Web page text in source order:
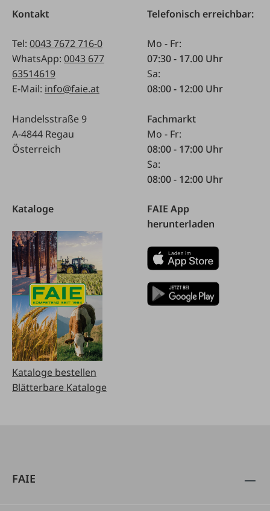
Kontakt
Tel: 0043 7672 716-0
WhatsApp: 0043 677
63514619
E-Mail: info@faie.at
Handelsstraße 9
A-4844 Regau
Österreich
Telefonisch erreichbar:
Mo - Fr:
07:30 - 17.00 Uhr
Sa:
08:00 - 12:00 Uhr
Fachmarkt
Mo - Fr:
08:00 - 17:00 Uhr
Sa:
08:00 - 12:00 Uhr
Kataloge
Kataloge bestellen
Blätterbare Kataloge
FAIE App
herunterladen
FAIE